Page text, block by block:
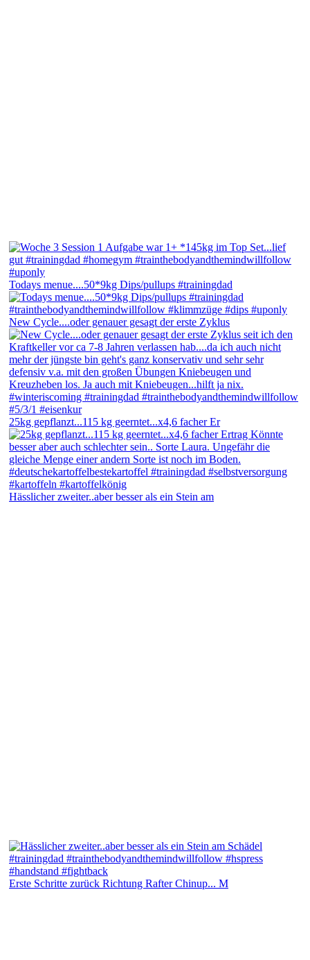
Todays menue....50*9kg Dips/pullups #trainingdad
New Cycle....oder genauer gesagt der erste Zyklus
25kg gepflanzt...115 kg geerntet...x4,6 facher Er
Hässlicher zweiter..aber besser als ein Stein am
Erste Schritte zurück Richtung Rafter Chinup... M